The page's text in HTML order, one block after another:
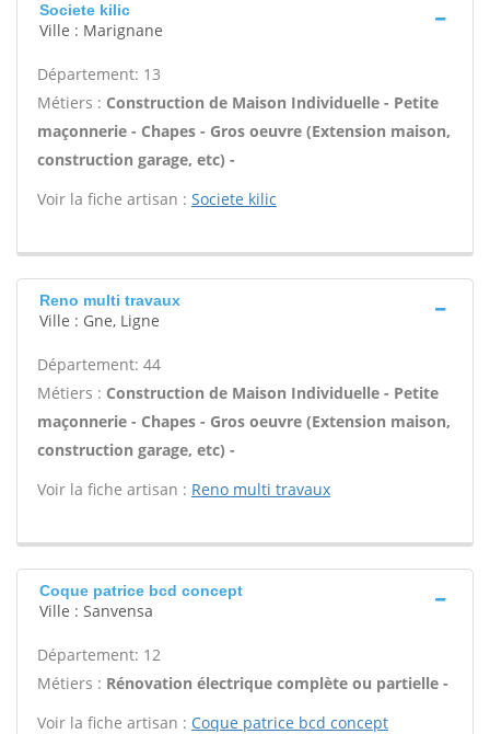
Societe kilic
Ville : Marignane
Département: 13
Métiers : Construction de Maison Individuelle - Petite
maçonnerie - Chapes - Gros oeuvre (Extension maison,
construction garage, etc) -
Voir la fiche artisan : Societe kilic
Reno multi travaux
Ville : Gne, Ligne
Département: 44
Métiers : Construction de Maison Individuelle - Petite
maçonnerie - Chapes - Gros oeuvre (Extension maison,
construction garage, etc) -
Voir la fiche artisan : Reno multi travaux
Coque patrice bcd concept
Ville : Sanvensa
Département: 12
Métiers : Rénovation électrique complète ou partielle -
Voir la fiche artisan : Coque patrice bcd concept